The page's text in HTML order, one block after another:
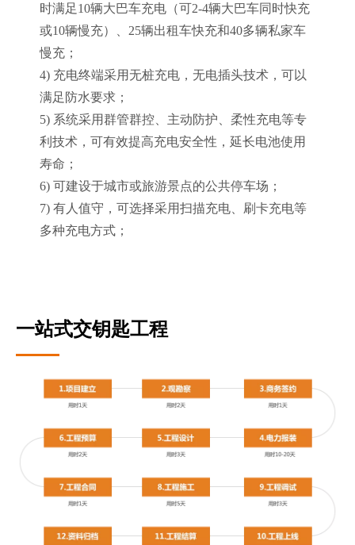
时满足10辆大巴车充电（可2-4辆大巴车同时快充
或10辆慢充）、25辆出租车快充和40多辆私家车
慢充；
4) 充电终端采用无桩充电，无电插头技术，可以
满足防水要求；
5) 系统采用群管群控、主动防护、柔性充电等专
利技术，可有效提高充电安全性，延长电池使用
寿命；
6) 可建设于城市或旅游景点的公共停车场；
7) 有人值守，可选择采用扫描充电、刷卡充电等
多种充电方式；
一站式交钥匙工程